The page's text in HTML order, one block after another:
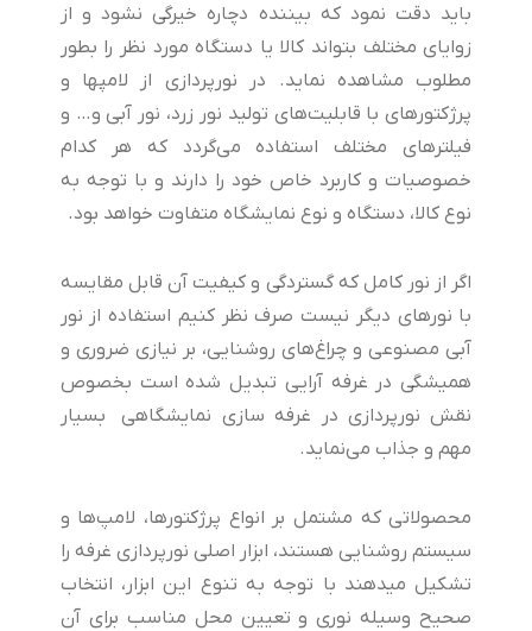
باید دقت نمود که بیننده دچاره خیرگی نشود و از
زوایای مختلف بتواند کالا یا دستگاه مورد نظر را بطور
مطلوب مشاهده نماید. در نورپردازی از لامپها و
پرژکتورهای با قابلیت‌های تولید نور زرد، نور آبی و… و
فیلترهای مختلف استفاده می‌گردد که هر کدام
خصوصیات و کاربرد خاص خود را دارند و با توجه به
نوع کالا، دستگاه و نوع نمایشگاه متفاوت خواهد بود.
اگر از نور کامل که گستردگی و کیفیت آن قابل مقایسه
با نورهای دیگر نیست صرف نظر کنیم استفاده از نور
آبی مصنوعی و چراغ‌های روشنایی، بر نیازی ضروری و
همیشگی در غرفه آرایی تبدیل شده است بخصوص
نقش نورپردازی در غرفه سازی نمایشگاهیبسیار
مهم و جذاب می‌نماید.
محصولاتی که مشتمل بر انواع پرژکتورها، لامپ‌ها و
سیستم روشنایی هستند، ابزار اصلی نورپردازی غرفه را
تشکیل میدهند با توجه به تنوع این ابزار، انتخاب
صحیح وسیله نوری و تعیین محل مناسب برای آن